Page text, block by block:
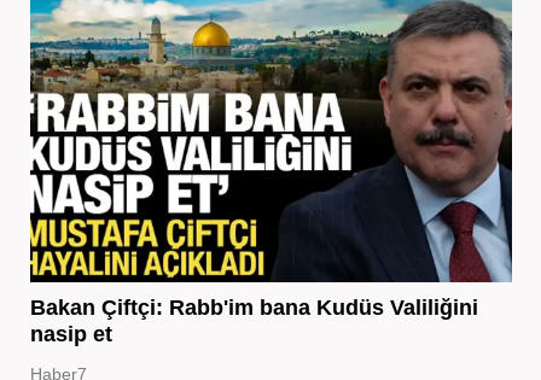
Bakan Çiftçi: Rabb'im bana Kudüs Valiliğini
nasip et
Haber7